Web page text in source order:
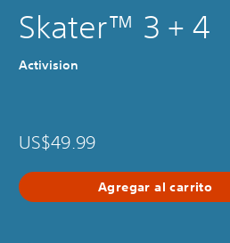
Skater™ 3 + 4
Activision
US$49.99
Agregar al carrito